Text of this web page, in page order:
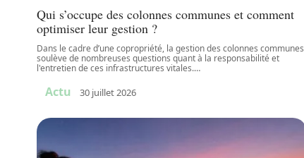
Qui s’occupe des colonnes communes et comment
optimiser leur gestion ?
Dans le cadre d’une copropriété, la gestion des colonnes communes
soulève de nombreuses questions quant à la responsabilité et
l'entretien de ces infrastructures vitales.…
Actu 30 juillet 2026